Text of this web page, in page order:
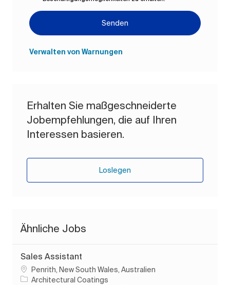
Senden
Verwalten von Warnungen
Erhalten Sie maßgeschneiderte
Jobempfehlungen, die auf Ihren
Interessen basieren.
Loslegen
Ähnliche Jobs
Sales Assistant
Ort
Penrith, New South Wales, Australien
Architectural Coatings